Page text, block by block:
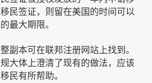
民签证，则留在美国的时间可以
最大期限。
副本可在联邦注册网站上找到。
大体上澄清了现有的做法，应该
民有所帮助。